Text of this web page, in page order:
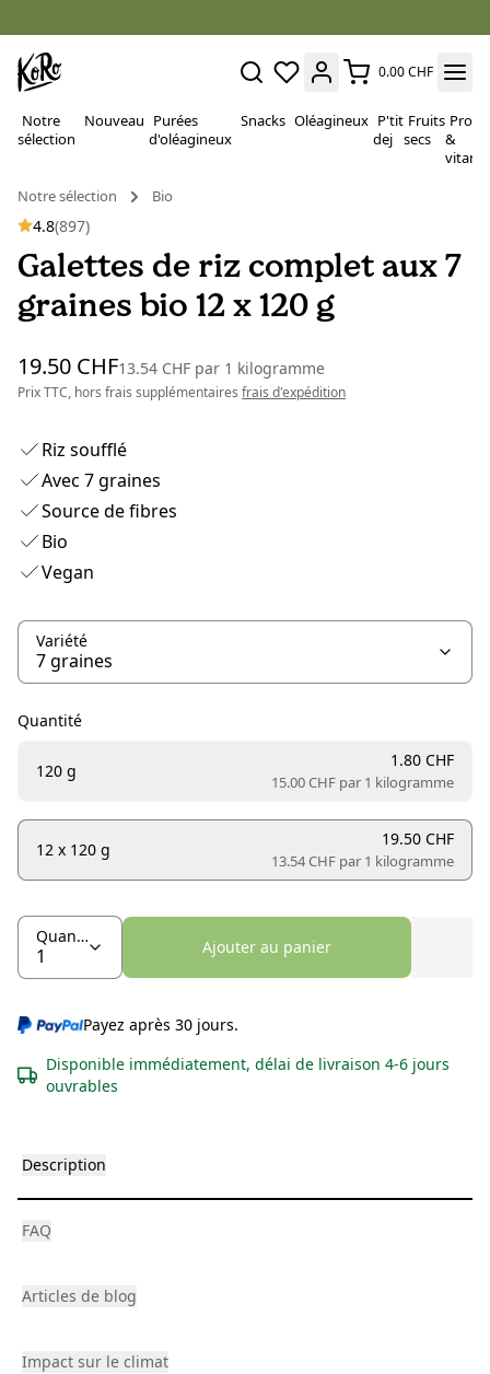
0.00 CHF
Notre
sélection
Nouveau Purées
d'oléagineux
Snacks Oléagineux P'tit
dej
Fruits
secs
&
Notre sélection
Bio
4.8(897)
Galettes de riz complet aux 7
graines bio 12 x 120 g
19.50 CHF13.54 CHF par 1 kilogramme
Prix TTC, hors frais supplémentaires frais d'expédition
Riz soufflé
Avec 7 graines
Source de fibres
Bio
Vegan
Variété
Quantité
120 g
1.80 CHF
15.00 CHF par 1 kilogramme
12 x 120 g
19.50 CHF
13.54 CHF par 1 kilogramme
Quantité
Ajouter au panier
Payez après 30 jours.
Disponible immédiatement, délai de livraison 4-6 jours
ouvrables
Description
FAQ
Articles de blog
Impact sur le climat